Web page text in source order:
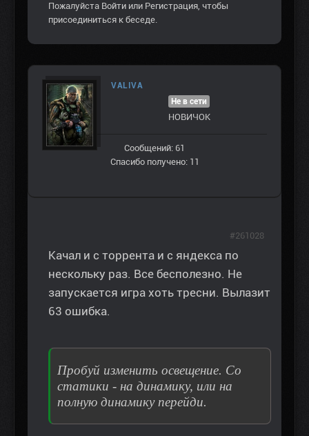
Пожалуйста Войти или Регистрация, чтобы
присоединиться к беседе.
VALIVA
Не в сети
НОВИЧОК
Сообщений: 61
Спасибо получено: 11
Качал и с торрента и с яндекса по
нескольку раз. Все бесполезно. Не
запускается игра хоть тресни. Вылазит
63 ошибка.
Пробуй изменить освещение. Со
статики - на динамику, или на
полную динамику перейди.
#261028